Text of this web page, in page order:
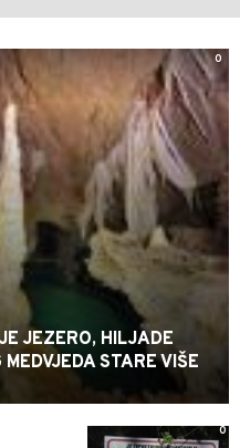
0
JEZERO, HILJADE
STARE VIŠE
0